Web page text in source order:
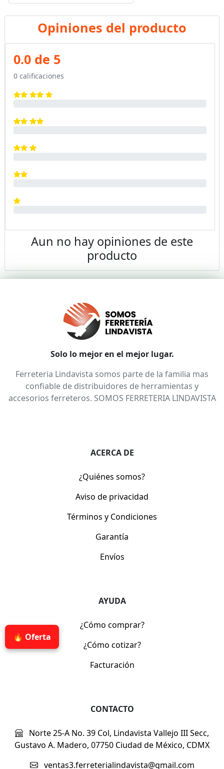
🔥 Oferta
Opiniones del producto
Aun no hay opiniones de este
producto
0.0 de 5
0 calificaciones
Solo lo mejor en el mejor lugar.
Ferreteria Lindavista somos parte de la familia mas
confiable de distribuidores de herramientas y
accesorios ferreteros. SOMOS FERRETERIA LINDAVISTA
ACERCA DE
¿Quiénes somos?
Aviso de privacidad
Términos y Condiciones
Garantía
Envíos
AYUDA
¿Cómo comprar?
¿Cómo cotizar?
Facturación
CONTACTO
Norte 25-A No. 39 Col, Lindavista Vallejo III Secc,
Gustavo A. Madero, 07750 Ciudad de México, CDMX
ventas3.ferreterialindavista@gmail.com